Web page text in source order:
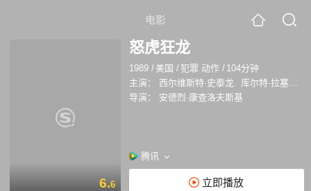
电影
6.6
怒虎狂龙
1989 / 美国 /犯罪 动作 / 104分钟
主演：
西尔维斯特·史泰龙 库尔特·拉塞尔
导演：
安德烈·康查洛夫斯基
腾讯
立即播放